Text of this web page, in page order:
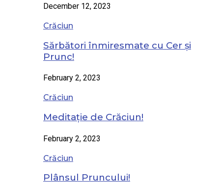
December 12, 2023
Crăciun
Sărbători înmiresmate cu Cer și
Prunc!
February 2, 2023
Crăciun
Meditație de Crăciun!
February 2, 2023
Crăciun
Plânsul Pruncului!